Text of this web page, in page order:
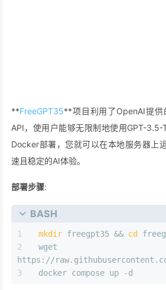
**FreeGPT35**项目利用了OpenAI提供
API，使用户能够无限制地使用GPT-
Docker部署，您就可以在本地服务器上
速且稳定的AI体验。
部署步骤:
BASH
mkdir freegpt35 && cd
wget -O
https://
docker compose up -d